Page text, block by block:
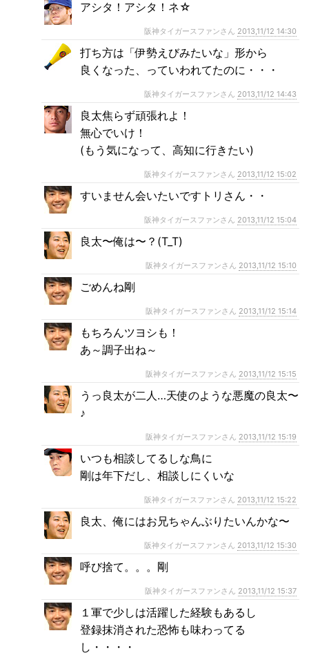
アシタ！アシタ！ネ☆
阪神タイガースファンさん 2013,11/12 14:30
打ち方は「伊勢えびみたいな」形から
良くなった、っていわれてたのに・・・
阪神タイガースファンさん 2013,11/12 14:43
良太焦らず頑張れよ！
無心でいけ！
(もう気になって、高知に行きたい)
阪神タイガースファンさん 2013,11/12 15:02
すいません会いたいですトリさん・・
阪神タイガースファンさん 2013,11/12 15:04
良太〜俺は〜？(T_T)
阪神タイガースファンさん 2013,11/12 15:10
ごめんね剛
阪神タイガースファンさん 2013,11/12 15:14
もちろんツヨシも！
あ～調子出ね～
阪神タイガースファンさん 2013,11/12 15:15
うっ良太が二人…天使のような悪魔の良太〜
♪
阪神タイガースファンさん 2013,11/12 15:19
いつも相談してるしな鳥に
剛は年下だし、相談しにくいな
阪神タイガースファンさん 2013,11/12 15:22
良太、俺にはお兄ちゃんぶりたいんかな〜
阪神タイガースファンさん 2013,11/12 15:30
呼び捨て。。。剛
阪神タイガースファンさん 2013,11/12 15:37
１軍で少しは活躍した経験もあるし
登録抹消された恐怖も味わってる
し・・・・